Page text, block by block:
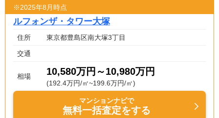
※2025年8月時点
ルフォンザ・タワー大塚
住所 東京都豊島区南大塚3丁目
交通
相場 10,580万円～10,980万円
(192.4万円/㎡~199.6万円/㎡)
マンションナビで
無料一括査定をする